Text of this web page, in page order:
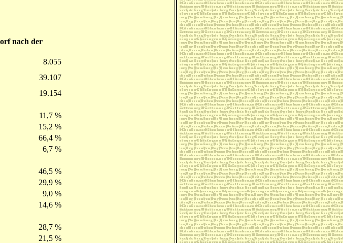
nach der
8.055
39.107
19.154
11,7 %
15,2 %
66,4 %
6,7 %
46,5 %
29,9 %
9,0 %
14,6 %
28,7 %
21,5 %